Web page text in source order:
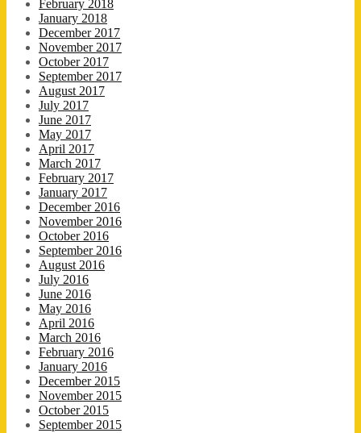
February 2018
January 2018
December 2017
November 2017
October 2017
September 2017
August 2017
July 2017
June 2017
May 2017
April 2017
March 2017
February 2017
January 2017
December 2016
November 2016
October 2016
September 2016
August 2016
July 2016
June 2016
May 2016
April 2016
March 2016
February 2016
January 2016
December 2015
November 2015
October 2015
September 2015